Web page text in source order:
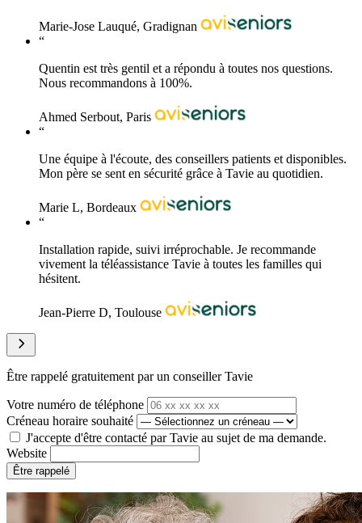
Marie-Jose Lauqué, Gradignan
“
Quentin est très gentil et a répondu à toutes nos questions.
Nous recommandons à 100%.
Ahmed Serbout, Paris
“
Une équipe à l'écoute, des conseillers patients et disponibles.
Mon père se sent en sécurité grâce à Tavie au quotidien.
Marie L, Bordeaux
“
Installation rapide, suivi irréprochable. Je recommande
vivement la téléassistance Tavie à toutes les familles qui
hésitent.
Jean-Pierre D, Toulouse
Être rappelé gratuitement par un conseiller Tavie
Votre numéro de téléphone
Créneau horaire souhaité
J'accepte d'être contacté par Tavie au sujet de ma demande.
Website
Être rappelé